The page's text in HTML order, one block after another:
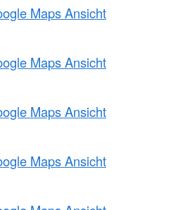
Maps Ansicht
Maps Ansicht
Maps Ansicht
Maps Ansicht